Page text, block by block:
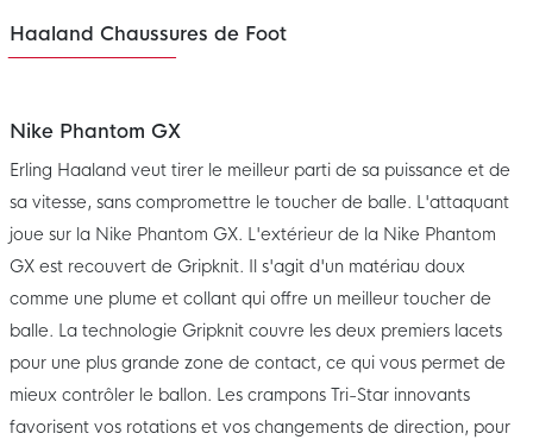
Haaland Chaussures de Foot
Nike Phantom GX
Erling Haaland veut tirer le meilleur parti de sa puissance et de
sa vitesse, sans compromettre le toucher de balle. L'attaquant
joue sur la Nike Phantom GX. L'extérieur de la Nike Phantom
GX est recouvert de Gripknit. Il s'agit d'un matériau doux
comme une plume et collant qui offre un meilleur toucher de
balle. La technologie Gripknit couvre les deux premiers lacets
pour une plus grande zone de contact, ce qui vous permet de
mieux contrôler le ballon. Les crampons Tri-Star innovants
favorisent vos rotations et vos changements de direction, pour